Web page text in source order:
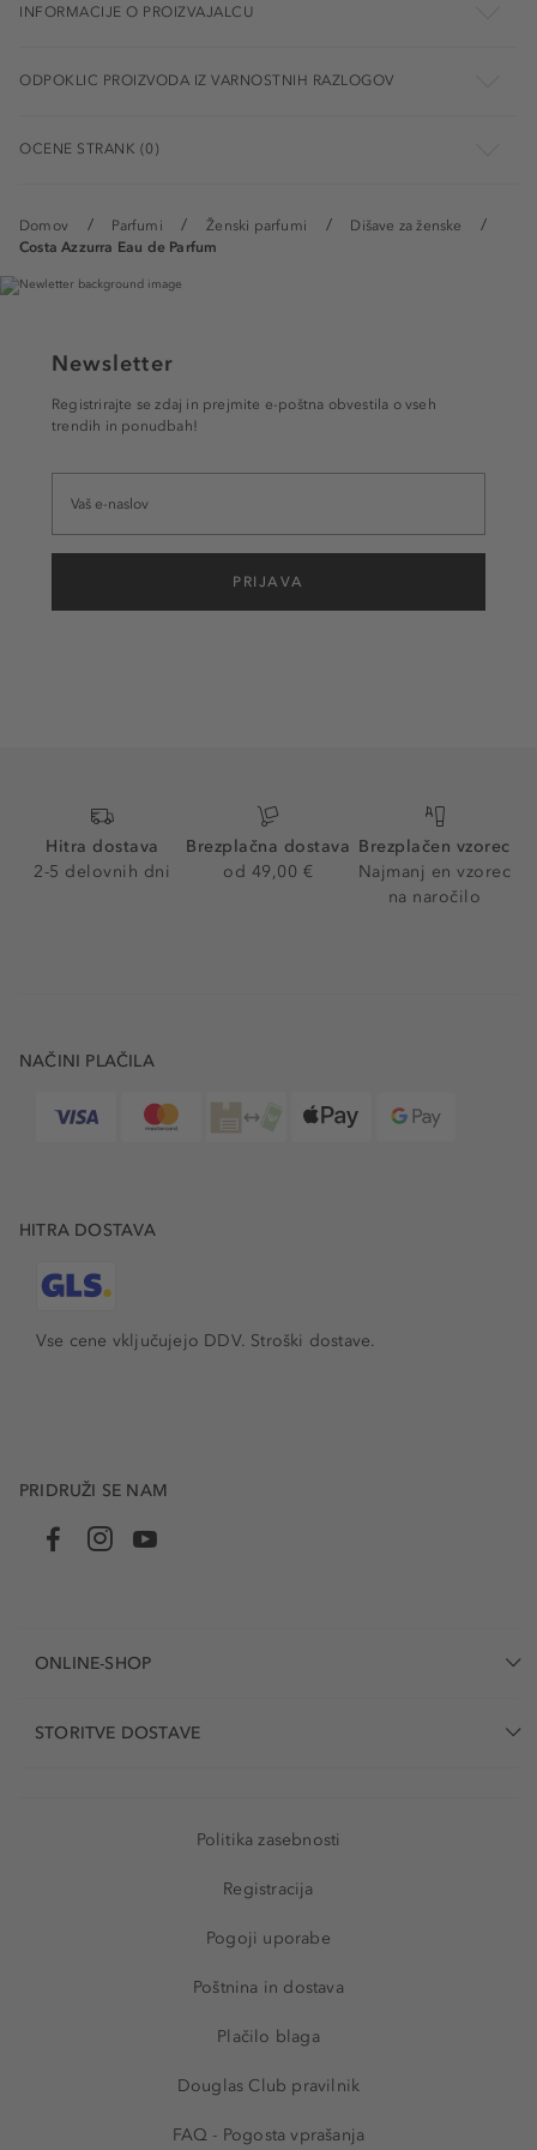
Domov Parfumi Ženski parfumi
Dišave za ženske
Costa Azzurra Eau de Parfum
INFORMACIJE O PROIZVAJALCU
ODPOKLIC PROIZVODA IZ VARNOSTNIH RAZLOGOV
OCENE STRANK (0)
Newsletter
Registrirajte se zdaj in prejmite e-poštna obvestila o vseh
trendih in ponudbah!
PRIJAVA
Hitra dostava
2-5 delovnih dni
Brezplačna dostava
od 49,00 €
Brezplačen vzorec
Najmanj en vzorec
na naročilo
NAČINI PLAČILA
HITRA DOSTAVA
Vse cene vključujejo DDV. Stroški dostave.
PRIDRUŽI SE NAM
ONLINE-SHOP
STORITVE DOSTAVE
Politika zasebnosti
Registracija
Pogoji uporabe
Poštnina in dostava
Plačilo blaga
Douglas Club pravilnik
FAQ - Pogosta vprašanja